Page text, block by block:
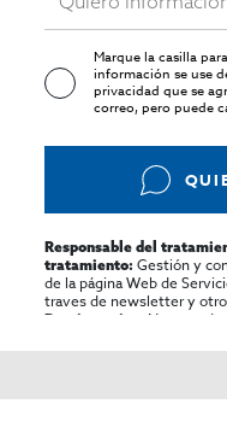
Marque la casilla
información se use
privacidadque se
correo, pero puede
Responsable del
tratamiento: Gestión y
de la página Web de
traves de newsletter y
Destinatarios:
No se
rectificar y suprimir los